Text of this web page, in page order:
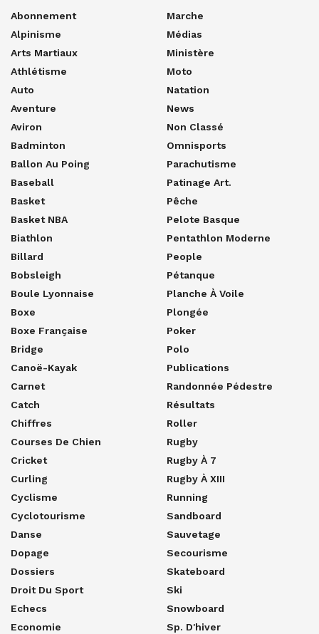
Abonnement
Alpinisme
Arts Martiaux
Athlétisme
Auto
Aventure
Aviron
Badminton
Ballon Au Poing
Baseball
Basket
Basket NBA
Biathlon
Billard
Bobsleigh
Boule Lyonnaise
Boxe
Boxe Française
Bridge
Canoë-Kayak
Carnet
Catch
Chiffres
Courses De Chien
Cricket
Curling
Cyclisme
Cyclotourisme
Danse
Dopage
Dossiers
Droit Du Sport
Echecs
Economie
Marche
Médias
Ministère
Moto
Natation
News
Non Classé
Omnisports
Parachutisme
Patinage Art.
Pêche
Pelote Basque
Pentathlon Moderne
People
Pétanque
Planche À Voile
Plongée
Poker
Polo
Publications
Randonnée Pédestre
Résultats
Roller
Rugby
Rugby À 7
Rugby À XIII
Running
Sandboard
Sauvetage
Secourisme
Skateboard
Ski
Snowboard
Sp. D'hiver